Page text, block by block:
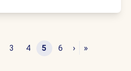
3 4 5 6 › »